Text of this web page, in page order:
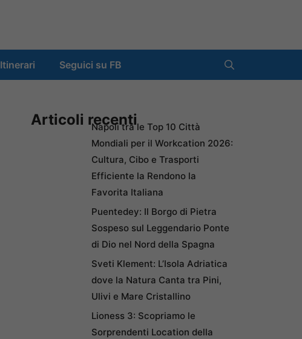
Itinerari Seguici su FB
Articoli recentiNapoli tra le Top 10 Città
Mondiali per il Workcation 2026:
Cultura, Cibo e Trasporti
Efficiente la Rendono la
Favorita Italiana
Puentedey: Il Borgo di Pietra
Sospeso sul Leggendario Ponte
di Dio nel Nord della Spagna
Sveti Klement: L’Isola Adriatica
dove la Natura Canta tra Pini,
Ulivi e Mare Cristallino
Lioness 3: Scopriamo le
Sorprendenti Location della